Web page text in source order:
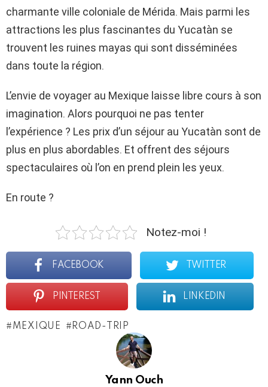
charmante ville coloniale de Mérida. Mais parmi les
attractions les plus fascinantes du Yucatàn se
trouvent les ruines mayas qui sont disséminées
dans toute la région.
L’envie de voyager au Mexique laisse libre cours à son
imagination. Alors pourquoi ne pas tenter
l’expérience ? Les prix d’un séjour au Yucatàn sont de
plus en plus abordables. Et offrent des séjours
spectaculaires où l’on en prend plein les yeux.
En route ?
Notez-moi !
FACEBOOK TWITTER
PINTEREST LINKEDIN
MEXIQUE ROAD-TRIP
Yann Ouch